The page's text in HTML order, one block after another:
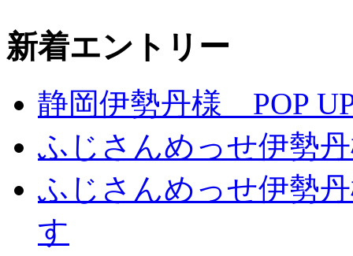
新着エントリー
静岡伊勢丹様 POP
ふじさんめっせ伊勢
ふじさんめっせ伊勢
す